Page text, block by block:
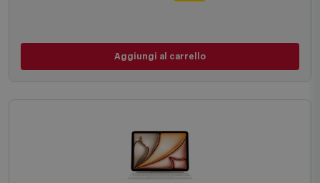
Aggiungi al carrello